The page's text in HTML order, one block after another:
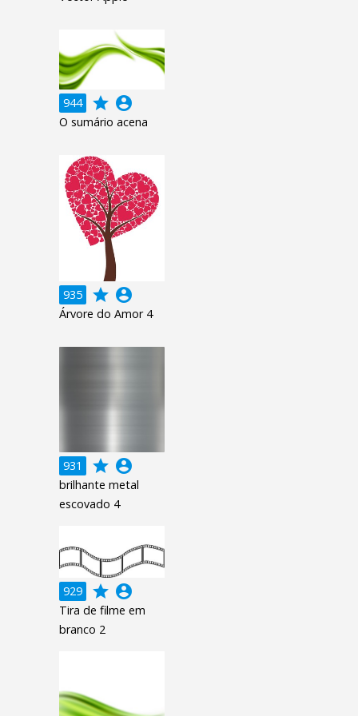
944 grade account_circle
O sumário acena
935 grade account_circle
Árvore do Amor 4
931 grade account_circle
brilhante metal
escovado 4
929 grade account_circle
Tira de filme em
branco 2